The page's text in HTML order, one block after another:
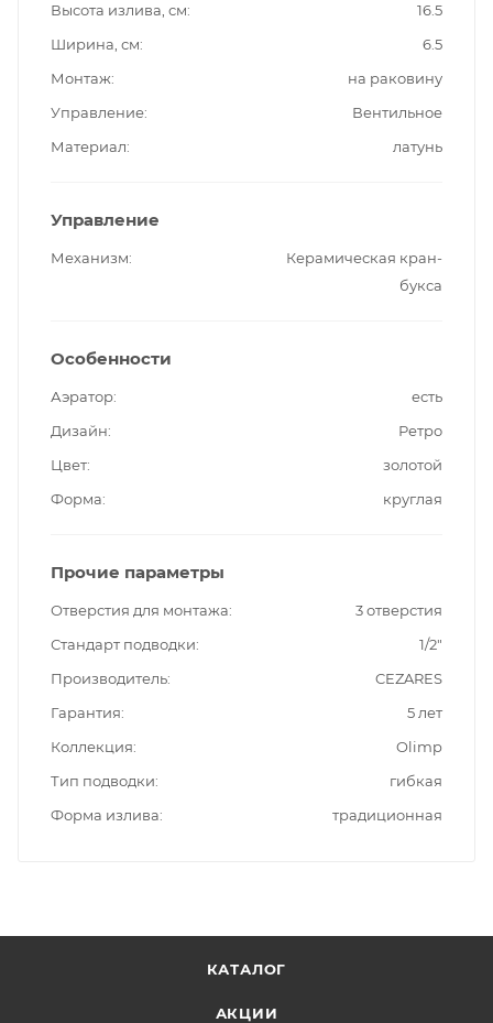
Высота излива, см
16.5
Ширина, см
6.5
Монтаж
на раковину
Управление
Вентильное
Материал
латунь
Управление
Механизм
Керамическая кран-
букса
Особенности
Аэратор
есть
Дизайн
Ретро
Цвет
золотой
Форма
круглая
Прочие параметры
Отверстия для монтажа
3 отверстия
Стандарт подводки
1/2"
Производитель
CEZARES
Гарантия
5 лет
Коллекция
Olimp
Тип подводки
гибкая
Форма излива
традиционная
КАТАЛОГ
АКЦИИ